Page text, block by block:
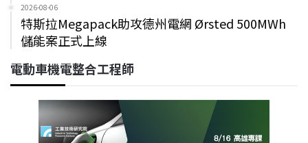
2026-08-06
特斯拉Megapack助攻德州電網 Ørsted 500MWh
儲能案正式上線
電動車機電整合工程師